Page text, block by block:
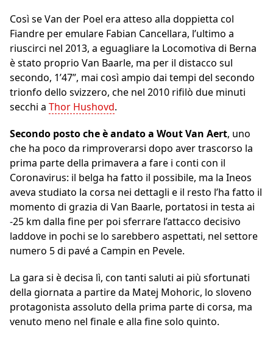
Così se Van der Poel era atteso alla doppietta col
Fiandre per emulare Fabian Cancellara, l’ultimo a
riuscirci nel 2013, a eguagliare la Locomotiva di Berna
è stato proprio Van Baarle, ma per il distacco sul
secondo, 1’47”, mai così ampio dai tempi del secondo
trionfo dello svizzero, che nel 2010 rifilò due minuti
secchi a Thor Hushovd.
Secondo posto che è andato a Wout Van Aert, uno
che ha poco da rimproverarsi dopo aver trascorso la
prima parte della primavera a fare i conti con il
Coronavirus: il belga ha fatto il possibile, ma la Ineos
aveva studiato la corsa nei dettagli e il resto l’ha fatto il
momento di grazia di Van Baarle, portatosi in testa ai
-25 km dalla fine per poi sferrare l’attacco decisivo
laddove in pochi se lo sarebbero aspettati, nel settore
numero 5 di pavé a Campin en Pevele.
La gara si è decisa lì, con tanti saluti ai più sfortunati
della giornata a partire da Matej Mohoric, lo sloveno
protagonista assoluto della prima parte di corsa, ma
venuto meno nel finale e alla fine solo quinto.